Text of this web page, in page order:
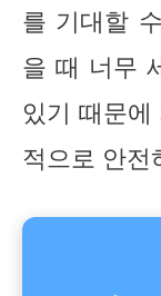
를 기대할
을 때 너무
있기 때문
적으로 안전